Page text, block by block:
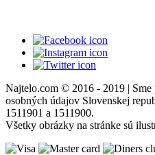
Najtelo.com © 2016 - 2019 | Sme
osobných údajov Slovenskej
1511901 a 1511900.
Všetky obrázky na stránke sú